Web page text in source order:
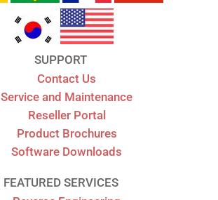
SUPPORT
Contact Us
Service and Maintenance
Reseller Portal
Product Brochures
Software Downloads
FEATURED SERVICES